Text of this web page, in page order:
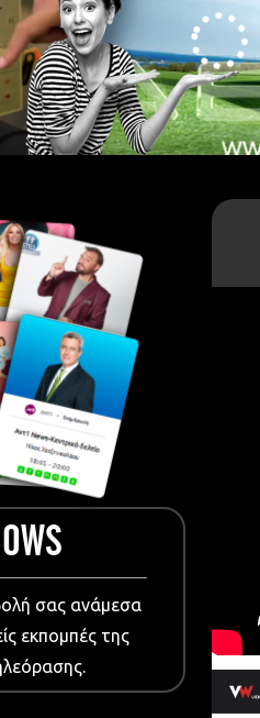
advertising
planning & mix
material
Media
σας ανάμεσα
εκπομπές της